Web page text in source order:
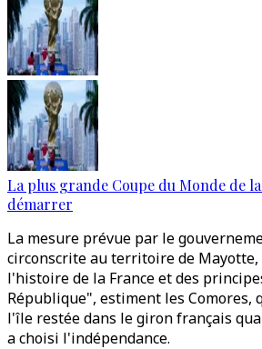
La plus grande Coupe du Monde de
démarrer
La mesure prévue par le
circonscrite au territoire de Mayotte,
l'histoire de la France et des
République", estiment les Comores,
l'île restée dans le giron français
a choisi l'indépendance.